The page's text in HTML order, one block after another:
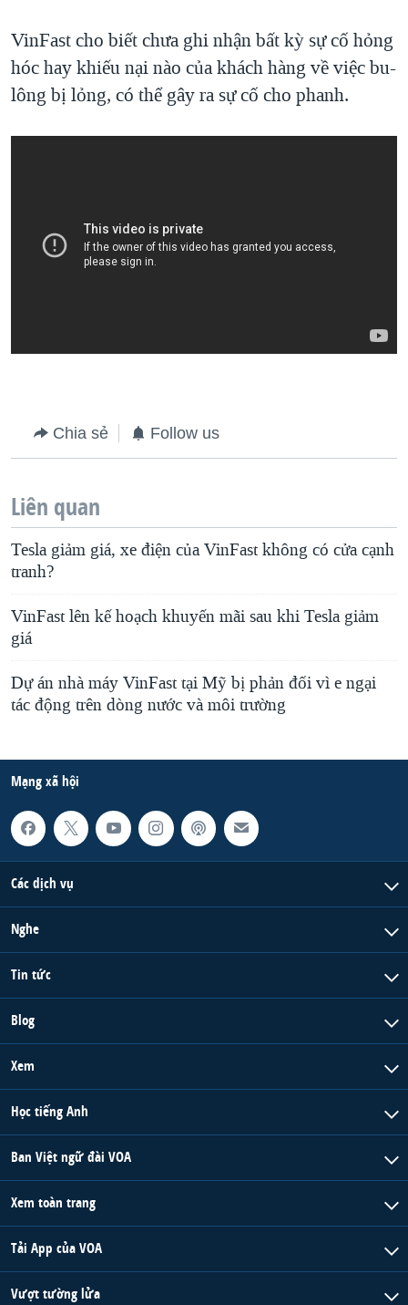
VinFast cho biết chưa ghi nhận bất kỳ sự cố hỏng
hóc hay khiếu nại nào của khách hàng về việc bu-
lông bị lỏng, có thể gây ra sự cố cho phanh.
Chia sẻ Follow us
Liên quan
Tesla giảm giá, xe điện của VinFast không có cửa cạnh
tranh?
VinFast lên kế hoạch khuyến mãi sau khi Tesla giảm
giá
Dự án nhà máy VinFast tại Mỹ bị phản đối vì e ngại
tác động trên dòng nước và môi trường
Mạng xã hội
Các dịch vụ
Nghe
Tin tức
Blog
Xem
Học tiếng Anh
Ban Việt ngữ đài VOA
Xem toàn trang
Tải App của VOA
Vượt tường lửa